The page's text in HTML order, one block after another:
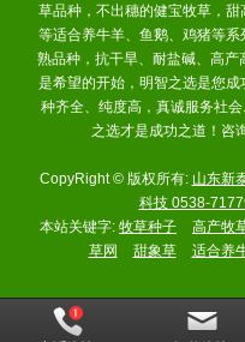
草品种，不出穗的健宝牧草，
等适合养牛羊、鱼鹅、鸡猪等
熟品种，抗干旱、耐盐碱、高
是希望的开始，明智之选是您
种齐全、纯度高，真诚服务社
之选才是成功之道！咨
CopyRight © 版权所有: 山东新
科技 0538-
本站关键字: 牧草种子 高产牧
草网
甜象草 适合养